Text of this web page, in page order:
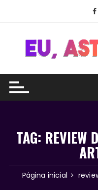
conteúdo
TAG: REVIEW
Página inicial